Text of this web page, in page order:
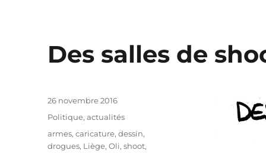
Des salles de
Publié
26 novembre 2016
Catégories
Politique, actualités
Étiquettes
armes,caricature,dessin,
drogues, Liège,Oli,shoot,